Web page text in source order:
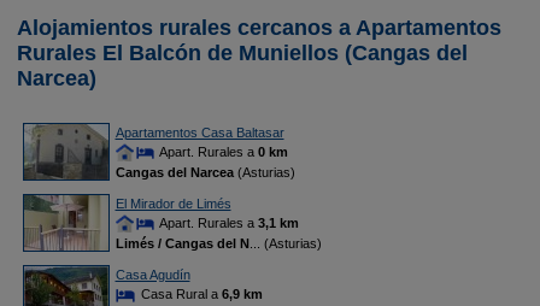
Alojamientos rurales cercanos a Apartamentos
Rurales El Balcón de Muniellos (Cangas del
Narcea)
Apartamentos Casa Baltasar
Apart. Rurales a 0 km
Cangas del Narcea(Asturias)
El Mirador de Limés
Apart. Rurales a 3,1 km
Limés / Cangas del N... (Asturias)
Casa Agudín
Casa Rural a 6,9 km